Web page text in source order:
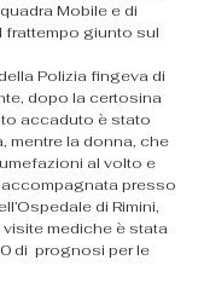
Mobile e di
frattempo giunto sul
Polizia fingeva di
dopo la certosina
accaduto è stato
mentre la donna, che
al volto e
presso
di Rimini,
mediche è stata
di  prognosi per le